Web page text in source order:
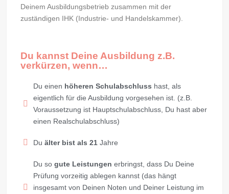
Deinem Ausbildungsbetrieb zusammen mit der
zuständigen IHK (Industrie- und Handelskammer).
Du kannst Deine Ausbildung z.B.
verkürzen, wenn…
Du einen höheren Schulabschluss hast, als
eigentlich für die Ausbildung vorgesehen ist. (z.B.
Voraussetzung ist Hauptschulabschluss, Du hast aber
einen Realschulabschluss)
Duälter bist als 21 Jahre
Du so gute Leistungen erbringst, dass Du Deine
Prüfung vorzeitig ablegen kannst (das hängt
insgesamt von Deinen Noten und Deiner Leistung im